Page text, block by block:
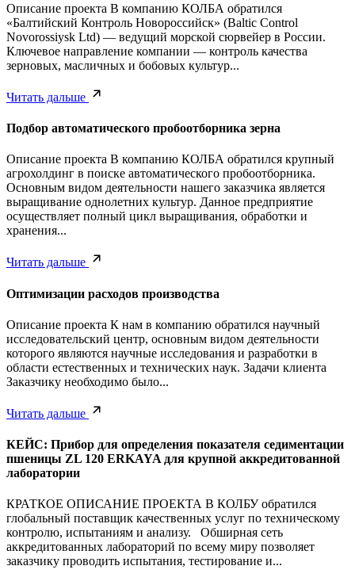
Описание проекта В компанию КОЛБА обратился
«Балтийский Контроль Новороссийск» (Baltic Control
Novorossiysk Ltd) — ведущий морской сюрвейер в России.
Ключевое направление компании — контроль качества
зерновых, масличных и бобовых культур...
Читать дальше
Подбор автоматического пробоотборника зерна
Описание проекта В компанию КОЛБА обратился крупный
агрохолдинг в поиске автоматического пробоотборника.
Основным видом деятельности нашего заказчика является
выращивание однолетних культур. Данное предприятие
осуществляет полный цикл выращивания, обработки и
хранения...
Читать дальше
Оптимизации расходов производства
Описание проекта К нам в компанию обратился научный
исследовательский центр, основным видом деятельности
которого являются научные исследования и разработки в
области естественных и технических наук. Задачи клиента
Заказчику необходимо было...
Читать дальше
КЕЙС: Прибор для определения показателя седиментации
пшеницы ZL 120 ERKAYA для крупной аккредитованной
лаборатории
КРАТКОЕ ОПИСАНИЕ ПРОЕКТА В КОЛБУ обратился
глобальный поставщик качественных услуг по техническому
контролю, испытаниям и анализу. Обширная сеть
аккредитованных лабораторий по всему миру позволяет
заказчику проводить испытания, тестирование и...